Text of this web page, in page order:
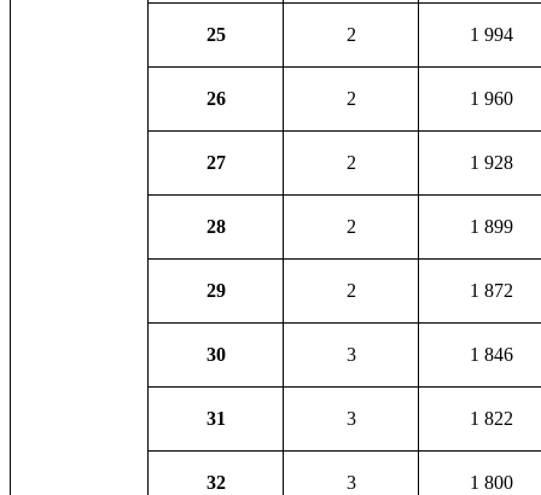
25 2 1 994
26 2 1 960
27 2 1 928
28 2 1 899
29 2 1 872
30 3 1 846
31 3 1 822
32 3 1 800